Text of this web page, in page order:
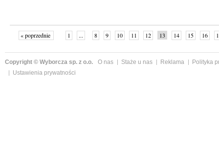
« poprzednie 1 ... 8 9 10 11 12 13 14 15 16
Copyright © Wyborcza sp. z o.o. O nas Staże u nas Reklama
Polityka
Ustawienia prywatności